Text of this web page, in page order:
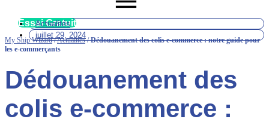
Essai Gratuit
My Ship Wizard/Actualités/Dédouanement des colis e-commerce : notre guide pour
les e-commerçants
Actualités
juillet 29, 2024
Dédouanement des
colis e-commerce :